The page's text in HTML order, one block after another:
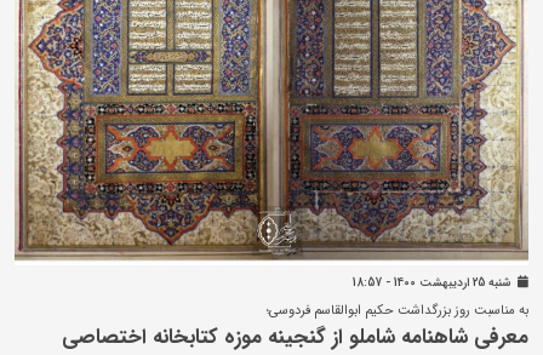
شنبه 25 ارديبهشت 1400 - 18:57
به مناسبت روز بزرگداشت حکیم ابوالقاسم فردوسی؛
معرفی شاهنامه شاملو از گنجینه موزه کتابخانه اختصاصی